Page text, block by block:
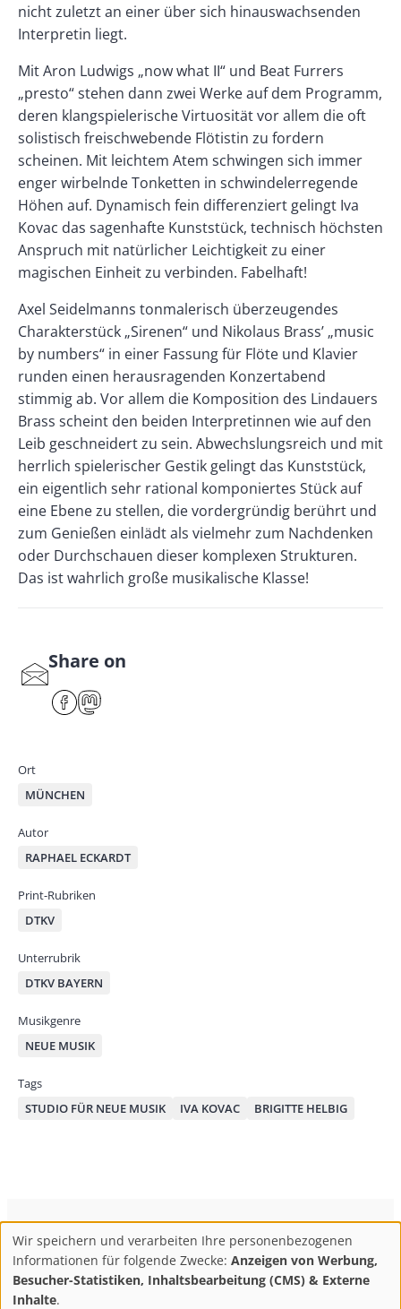
nicht zuletzt an einer über sich hinauswachsenden
Interpretin liegt.
Mit Aron Ludwigs „now what II“ und Beat Furrers
„presto“ stehen dann zwei Werke auf dem Programm,
deren klangspielerische Virtuosität vor allem die oft
solistisch freischwebende Flötistin zu fordern
scheinen. Mit leichtem Atem schwingen sich immer
enger wirbelnde Tonketten in schwindelerregende
Höhen auf. Dynamisch fein differenziert gelingt Iva
Kovac das sagenhafte Kunststück, technisch höchsten
Anspruch mit natürlicher Leichtigkeit zu einer
magischen Einheit zu verbinden. Fabelhaft!
Axel Seidelmanns tonmalerisch überzeugendes
Charakterstück „Sirenen“ und Nikolaus Brass’ „music
by numbers“ in einer Fassung für Flöte und Klavier
runden einen herausragenden Konzertabend
stimmig ab. Vor allem die Komposition des Lindauers
Brass scheint den beiden Interpretinnen wie auf den
Leib geschneidert zu sein. Abwechslungsreich und mit
herrlich spielerischer Gestik gelingt das Kunststück,
ein eigentlich sehr rational komponiertes Stück auf
eine Ebene zu stellen, die vordergründig berührt und
zum Genießen einlädt als vielmehr zum Nachdenken
oder Durchschauen dieser komplexen Strukturen.
Das ist wahrlich große musikalische Klasse!
S
Share on
F
Ort
MÜNCHEN
Autor
RAPHAEL ECKARDT
Print-Rubriken
DTKV
Unterrubrik
DTKV BAYERN
Musikgenre
NEUE MUSIK
Tags
STUDIO FÜR NEUE MUSIK
IVA KOVAC BRIGITTE HELBIG
Footer
ConBrio Kulturmedienhaus AGB
Datenschutz
Impressum
Info & Kontakt
Abo kündigen / Widerruf der Bestellung
Use
of
personal
Wir speichern und verarbeiten Ihre personenbezogenen
Informationen für folgende Zwecke: Anzeigen von Werbung,
Besucher-Statistiken, Inhaltsbearbeitung (CMS) & Externe
Inhalte.